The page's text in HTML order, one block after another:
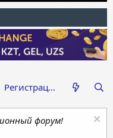
Регистрация
форум!